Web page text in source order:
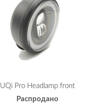
UQi Pro Headlamp front
Распродано